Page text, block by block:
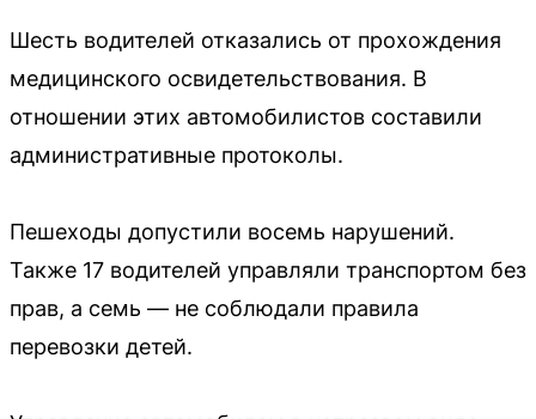
Шесть водителей отказались от прохождения
медицинского освидетельствования. В
отношении этих автомобилистов составили
административные протоколы.
Пешеходы допустили восемь нарушений.
Также 17 водителей управляли транспортом без
прав, а семь — не соблюдали правила
перевозки детей.